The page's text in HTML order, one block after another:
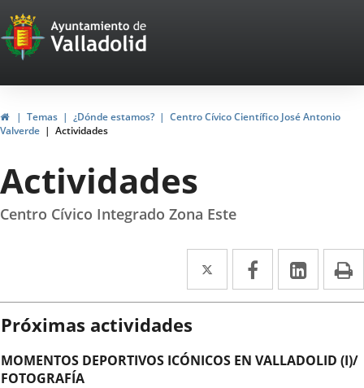
Portal
Web
del
Ayuntamiento
de
Valladolid
InicioTemas ¿Dónde estamos?
Centro Cívico Científico José Antonio
Valverde
Actividades
Actividades
Centro Cívico Integrado Zona Este
Twitter
Enlace
a
externa.
Facebook
Enlace
a
externa.
Enlace
a
Próximas actividades
MOMENTOS DEPORTIVOS ICÓNICOS EN VALLADOLID (I)/
FOTOGRAFÍA